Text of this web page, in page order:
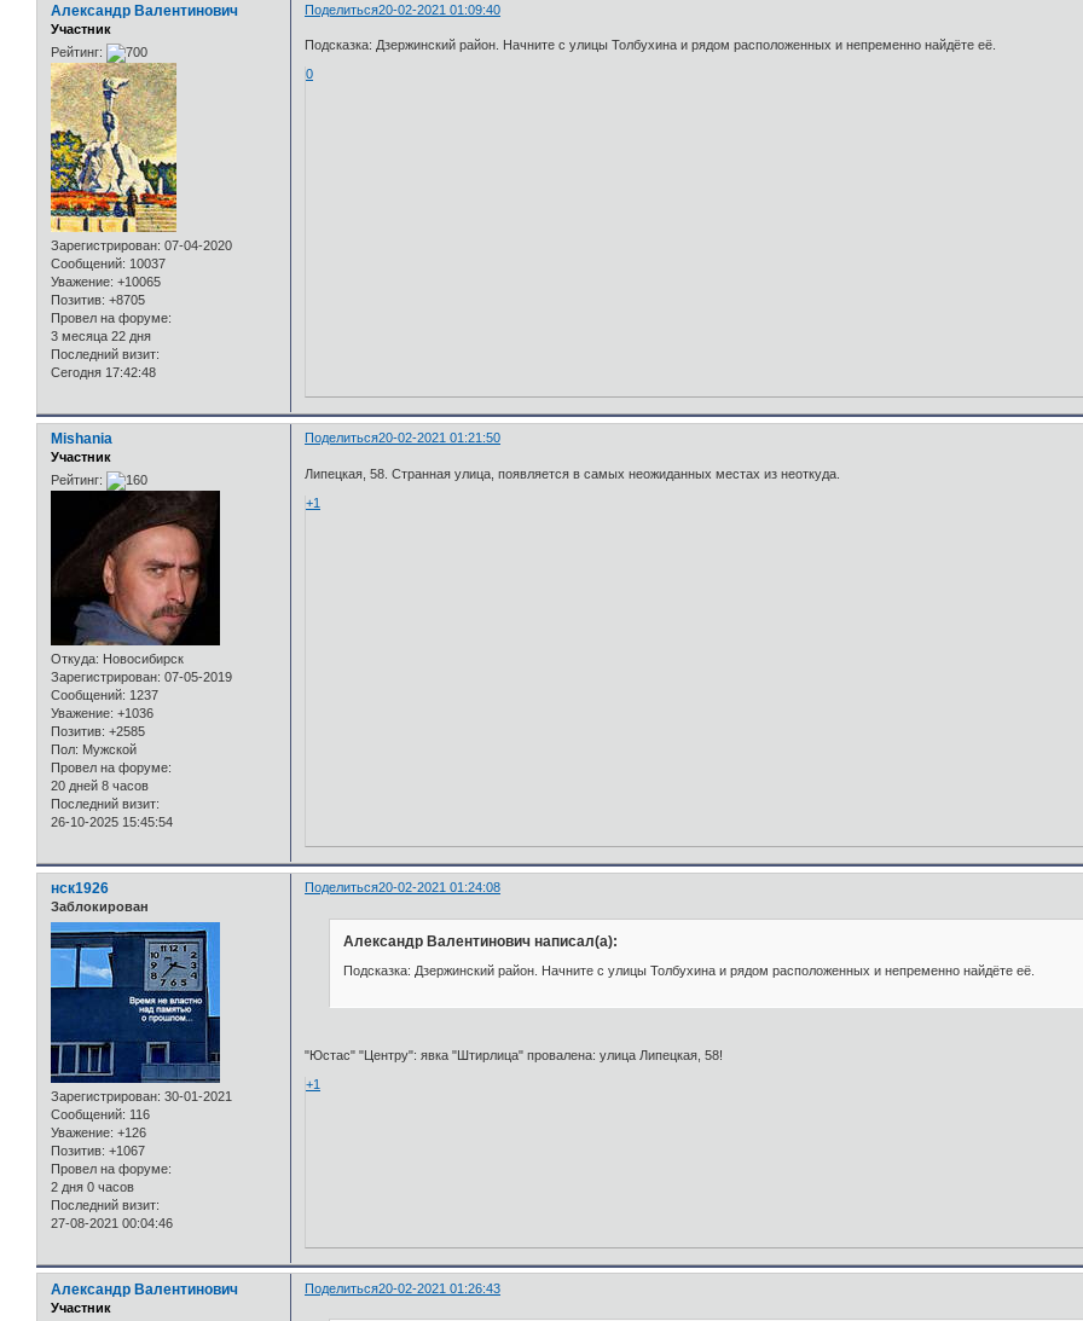
Поделиться20-02-2021 01:09:40
Александр Валентинович
Участник
Рейтинг:
Зарегистрирован: 07-04-2020
Сообщений: 10037
Уважение: +10065
Позитив: +8705
Провел на форуме:
3 месяца 22 дня
Последний визит:
Сегодня 17:42:48
Подсказка: Дзержинский район. Начните с улицы Толбухина и рядом расположенных и непременно найдёте её.
0
Поделиться20-02-2021 01:21:50
Mishania
Участник
Рейтинг:
Откуда: Новосибирск
Зарегистрирован: 07-05-2019
Сообщений: 1237
Уважение: +1036
Позитив: +2585
Пол: Мужской
Провел на форуме:
20 дней 8 часов
Последний визит:
26-10-2025 15:45:54
Липецкая, 58. Странная улица, появляется в самых неожиданных местах из неоткуда.
+1
Поделиться20-02-2021 01:24:08
нск1926
Заблокирован
Зарегистрирован: 30-01-2021
Сообщений: 116
Уважение: +126
Позитив: +1067
Провел на форуме:
2 дня 0 часов
Последний визит:
27-08-2021 00:04:46
Александр Валентинович написал(а):
Подсказка: Дзержинский район. Начните с улицы Толбухина и рядом расположенных и непременно найдёте её.
"Юстас" "Центру": явка "Штирлица" провалена: улица Липецкая, 58!
+1
Поделиться20-02-2021 01:26:43
Александр Валентинович
Участник